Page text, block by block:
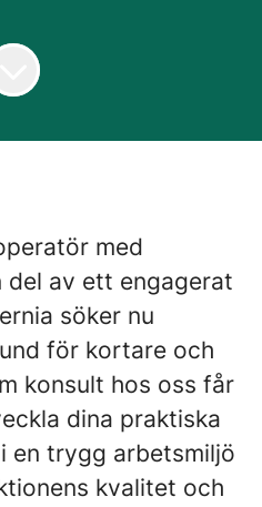
med
av ett engagerat
söker nu
för kortare och
konsult hos oss får
dina praktiska
en trygg arbetsmiljö
kvalitet och